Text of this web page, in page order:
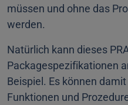
müssen und ohne das
werden.
Natürlich kann dieses
Packagespezifikationen
Beispiel. Es können
Funktionen und